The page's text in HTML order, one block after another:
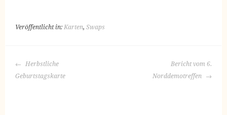
Veröffentlicht in:Karten,Swaps
BEITRAGS-
NAVIGATION
Herbstliche
Geburtstagskarte
Bericht vom 6.
Norddemotreffen